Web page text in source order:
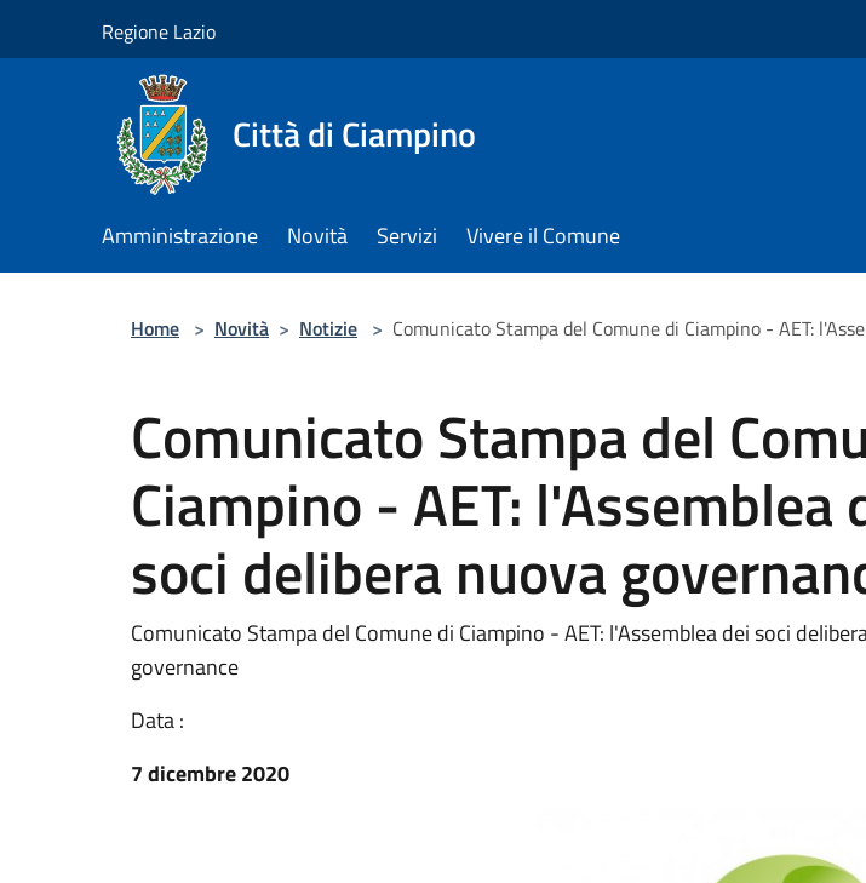
Regione Lazio
Città di Ciampino
Amministrazione Novità Servizi Vivere il Comune
Home > Novità > Notizie > Comunicato Stampa del Comune di Ciampino - AET:
Comunicato Stampa del
Ciampino - AET: l'Assemblea
soci delibera nuova
Comunicato Stampa del Comune di Ciampino - AET: l'Assemblea dei soci
governance
Data :
7 dicembre 2020